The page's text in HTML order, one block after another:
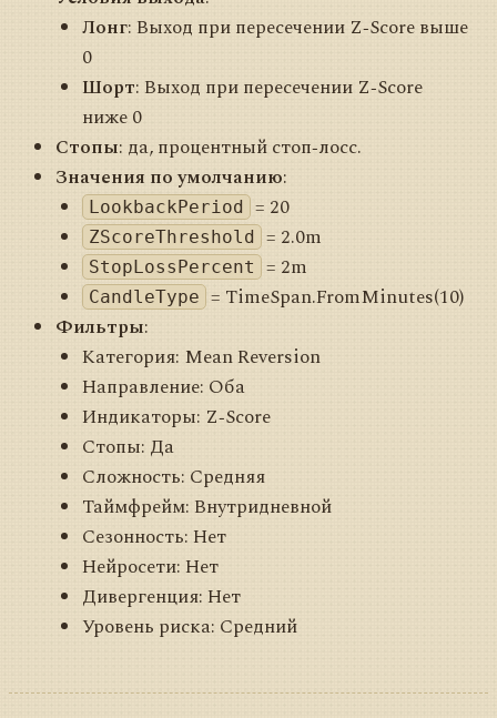
Лонг: Выход при пересечении Z‑Score выше
0
Шорт: Выход при пересечении Z‑Score
ниже 0
Стопы: да, процентный стоп‑лосс.
Значения по умолчанию:
LookbackPeriod = 20
ZScoreThreshold = 2.0m
StopLossPercent = 2m
CandleType = TimeSpan.FromMinutes(10)
Фильтры:
Категория: Mean Reversion
Направление: Оба
Индикаторы: Z‑Score
Стопы: Да
Сложность: Средняя
Таймфрейм: Внутридневной
Сезонность: Нет
Нейросети: Нет
Дивергенция: Нет
Уровень риска: Средний